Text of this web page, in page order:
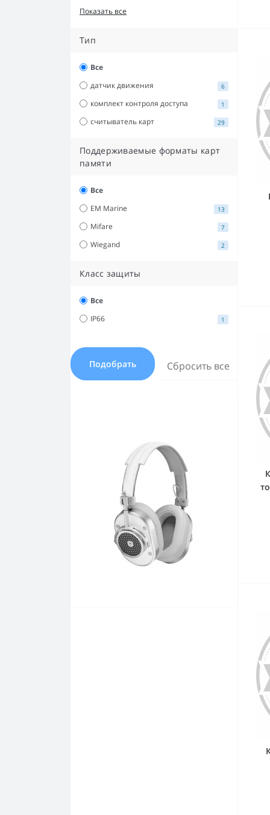
Показать все
Тип
Все
датчик движения
6
комплект контроля доступа 1
считыватель карт 29
Поддерживаемые форматы карт
памяти
Все
EM Marine
13
Mifare 7
Wiegand 2
Класс защиты
Все
IP66
1
Подобрать Сбросить все